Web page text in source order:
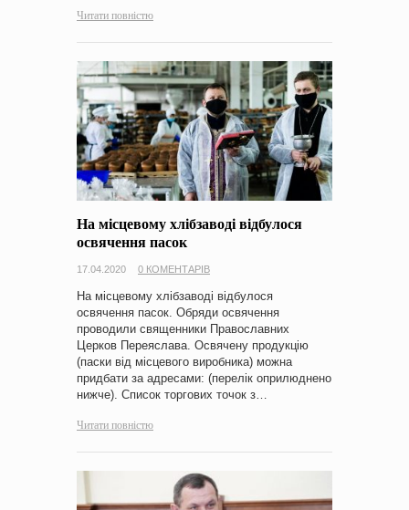
Читати повністю
На місцевому хлібзаводі відбулося
освячення пасок
17.04.2020 0 КОМЕНТАРІВ
На місцевому хлібзаводі відбулося
освячення пасок. Обряди освячення
проводили священники Православних
Церков Переяслава. Освячену продукцію
(паски від місцевого виробника) можна
придбати за адресами: (перелік оприлюднено
нижче). Список торгових точок з…
Читати повністю